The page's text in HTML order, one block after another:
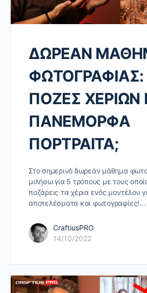
ΔΩΡΕΑΝ
ΦΩΤΟΓΡΑΦΙΑΣ:
ΠΟΖΕΣ ΧΕΡΙΩΝ
ΠΑΝΕΜΟΡΦΑ
ΠΟΡΤΡΑΙΤΑ;
Στο σημερινό δωρεάν μάθημα
μιλήσω για 5 τρόπους με τους
ποζάρεις τα χέρια ενός μοντέλου
αποτελέσματα και φωτογραφίες!…
CraftiusPRO
14/10/2022